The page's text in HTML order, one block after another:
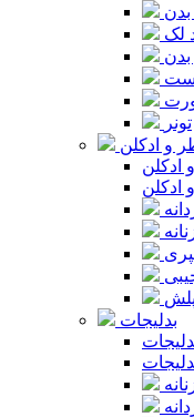
لک
تونر
و ادکلن
ادکلن
ادکلن
بدلیجات